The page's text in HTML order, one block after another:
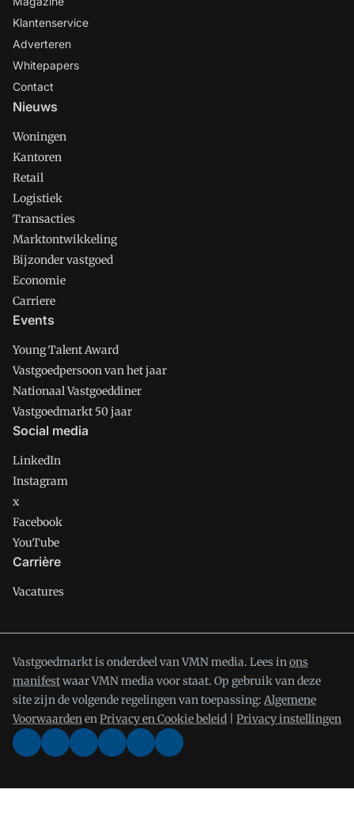
Klantenservice
Adverteren
Whitepapers
Contact
Nieuws
Woningen
Kantoren
Retail
Logistiek
Transacties
Marktontwikkeling
Bijzonder vastgoed
Economie
Carriere
Events
Young Talent Award
Vastgoedpersoon van het jaar
Nationaal Vastgoeddiner
Vastgoedmarkt 50 jaar
Social media
LinkedIn
Instagram
x
Facebook
YouTube
Carrière
Vacatures
Vastgoedmarkt is onderdeel van VMN media. Lees inons
manifestwaar VMN media voor staat. Op gebruik van deze
site zijn de volgende regelingen van toepassing: Algemene
VoorwaardenenPrivacy en Cookie beleid Privacy instellingen